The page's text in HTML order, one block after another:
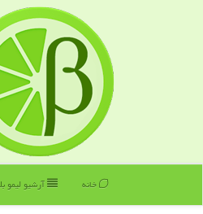
خانه آرشیو لیمو